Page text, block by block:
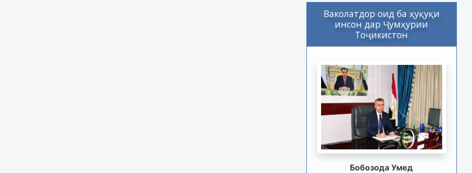
Ваколатдор оид ба ҳуқуқи
инсон дар Ҷумҳурии
Тоҷикистон
Бобозода Умед